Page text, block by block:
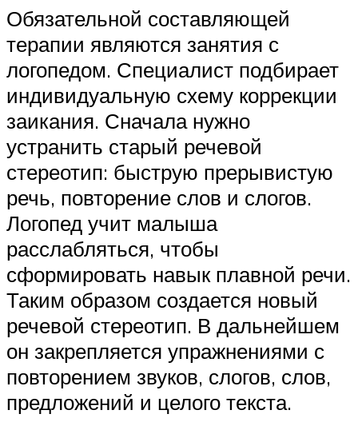
Обязательной составляющей
терапии являются занятия с
логопедом. Специалист подбирает
индивидуальную схему коррекции
заикания. Сначала нужно
устранить старый речевой
стереотип: быструю прерывистую
речь, повторение слов и слогов.
Логопед учит малыша
расслабляться, чтобы
сформировать навык плавной речи.
Таким образом создается новый
речевой стереотип. В дальнейшем
он закрепляется упражнениями с
повторением звуков, слогов, слов,
предложений и целого текста.